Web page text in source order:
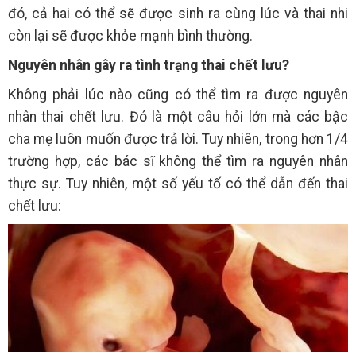
đó, cả hai có thể sẽ được sinh ra cùng lúc và thai nhi
còn lại sẽ được khỏe mạnh bình thường.
Nguyên nhân gây ra tình trạng thai chết lưu?
Không phải lúc nào cũng có thể tìm ra được nguyên
nhân thai chết lưu. Đó là một câu hỏi lớn mà các bậc
cha mẹ luôn muốn được trả lời. Tuy nhiên, trong hơn 1/4
trường hợp, các bác sĩ không thể tìm ra nguyên nhân
thực sự. Tuy nhiên, một số yếu tố có thể dẫn đến thai
chết lưu: